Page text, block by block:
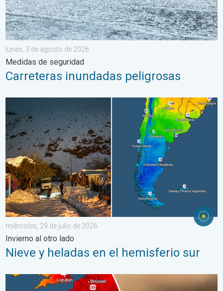
lunes, 3 de agosto de 2026
Medidas de seguridad
Carreteras inundadas peligrosas
Nieve y heladas en el hemisferio sur. Invierno al otro lado. . .
miércoles, 29 de julio de 2026
Invierno al otro lado
Nieve y heladas en el hemisferio sur
Incendios forestales en España y Francia. Catástrofe en